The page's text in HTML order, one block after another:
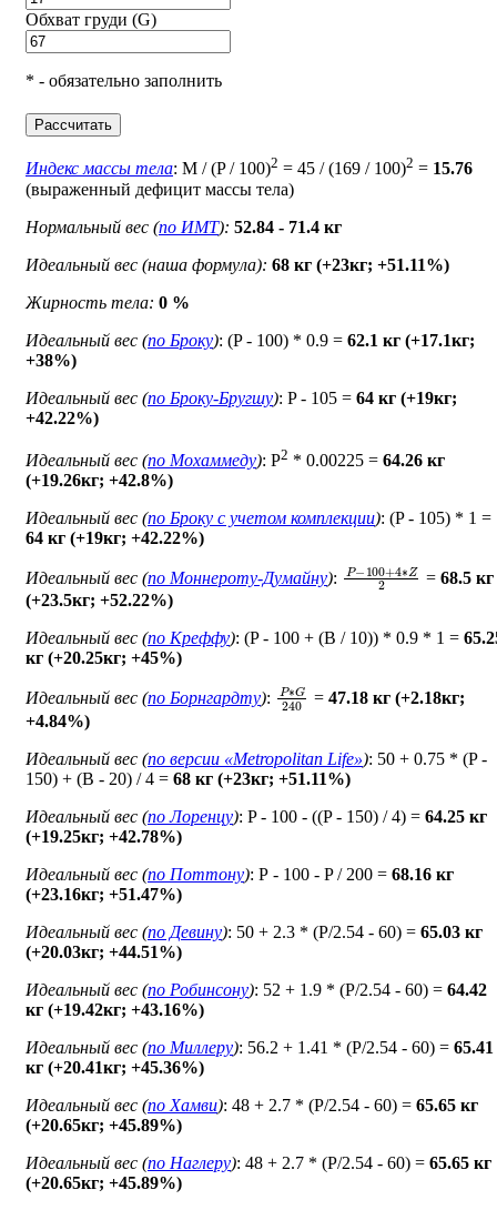
Обхват груди (G)
* - обязательно заполнить
Рассчитать
Индекс массы тела: M / (P / 100)2 = 45 / (169 / 100)2 = 15.76
(выраженный дефицит массы тела)
Нормальный вес (по ИМТ): 52.84 - 71.4 кг
Идеальный вес (наша формула): 68 кг (+23кг; +51.11%)
Жирность тела: 0 %
Идеальный вес (по Броку): (P - 100) * 0.9 = 62.1 кг (+17.1кг;
+38%)
Идеальный вес (по Броку-Бругшу): P - 105 = 64 кг (+19кг;
+42.22%)
Идеальный вес (по Мохаммеду): P2 * 0.00225 = 64.26 кг
(+19.26кг; +42.8%)
Идеальный вес (по Броку c учетом комплекции): (P - 105) * 1 =
64 кг (+19кг; +42.22%)
Идеальный вес (по Моннероту-Думайну): P− 100 +4∗ 2
=68.5 кг
(+23.5кг; +52.22%)
Идеальный вес (по Креффу): (P - 100 + (B / 10)) * 0.9 * 1 =
кг (+20.25кг; +45%)
Идеальный вес (по Борнгардту): P∗G 240
=47.18 кг (+2.18кг;
+4.84%)
Идеальный вес (по версии «Metropolitan Life»): 50 + 0.75 * (P -
150) + (B - 20) / 4 = 68 кг (+23кг; +51.11%)
Идеальный вес (по Лоренцу): P - 100 - ((P - 150) / 4) = 64.25 кг
(+19.25кг; +42.78%)
Идеальный вес (по Поттону): Р - 100 - P / 200 = 68.16 кг
(+23.16кг; +51.47%)
Идеальный вес (по Девину): 50 + 2.3 * (P/2.54 - 60) = 65.03 кг
(+20.03кг; +44.51%)
Идеальный вес (по Робинсону): 52 + 1.9 * (P/2.54 - 60) = 64.42
кг (+19.42кг; +43.16%)
Идеальный вес (по Миллеру): 56.2 + 1.41 * (P/2.54 - 60) = 65.41
кг (+20.41кг; +45.36%)
Идеальный вес (по Хамви): 48 + 2.7 * (P/2.54 - 60) = 65.65 кг
(+20.65кг; +45.89%)
Идеальный вес (по Наглеру): 48 + 2.7 * (P/2.54 - 60) = 65.65 кг
(+20.65кг; +45.89%)